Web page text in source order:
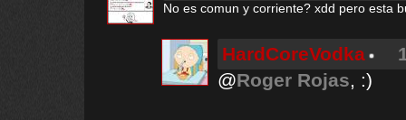
No es comun y corriente? xdd pero esta
HardCoreVodka
@Roger Rojas, :)